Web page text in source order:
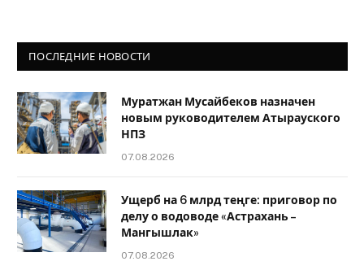
ПОСЛЕДНИЕ НОВОСТИ
Муратжан Мусайбеков назначен
новым руководителем Атырауского
НПЗ
07.08.2026
Ущерб на 6 млрд теңге: приговор по
делу о водоводе «Астрахань –
Мангышлак»
07.08.2026